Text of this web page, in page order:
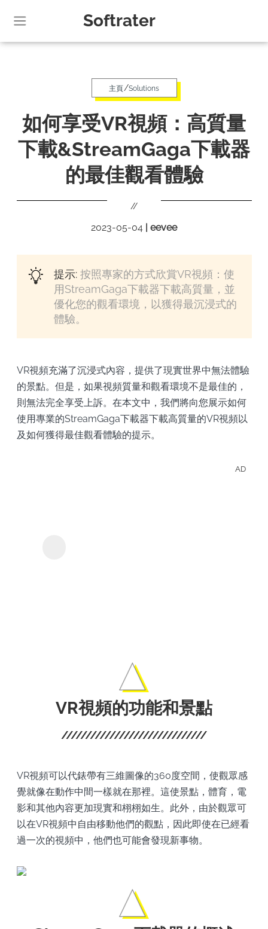
Softrater
主頁/Solutions
如何享受VR視頻：高質量
下載&StreamGaga下載器
的最佳觀看體驗
//
2023-05-04 | eevee
提示:按照專家的方式欣賞VR視頻：使
用StreamGaga下載器下載高質量，並
優化您的觀看環境，以獲得最沉浸式的
體驗。
VR視頻充滿了沉浸式內容，提供了現實世界中無法體驗
的景點。但是，如果視頻質量和觀看環境不是最佳的，
則無法完全享受上訴。在本文中，我們將向您展示如何
使用專業的StreamGaga下載器下載高質量的VR視頻以
及如何獲得最佳觀看體驗的提示。
AD
VR視頻的功能和景點
VR視頻可以代錶帶有三維圖像的360度空間，使觀眾感
覺就像在動作中間一樣就在那裡。這使景點，體育，電
影和其他內容更加現實和栩栩如生。此外，由於觀眾可
以在VR視頻中自由移動他們的觀點，因此即使在已經看
過一次的視頻中，他們也可能會發現新事物。